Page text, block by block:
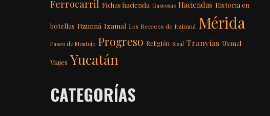
Ferrocarril Fichas hacienda Gaseosas Haciendas Historia en
botellas Itzimná Izamal Los Recreos de Itzimná Mérida
Paseo de Montejo Progreso Religión Sisal Tranvías Uxmal
Viajes Yucatán
CATEGORÍAS